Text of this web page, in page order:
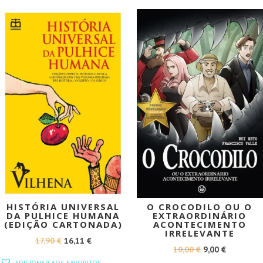
PROMOÇÃO!
HISTÓRIA UNIVERSAL
DA PULHICE HUMANA
(EDIÇÃO CARTONADA)
17,90€ O
16,11 €O
PROMOÇÃO!
O CROCODILO OU O
EXTRAORDINÁRIO
ACONTECIMENTO
IRRELEVANTE
10,00€ O
9,00€O